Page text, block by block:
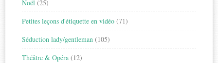
Noël (25)
Petites leçons d'étiquette en vidéo (71)
Séduction lady/gentleman (105)
Théâtre & Opéra (12)